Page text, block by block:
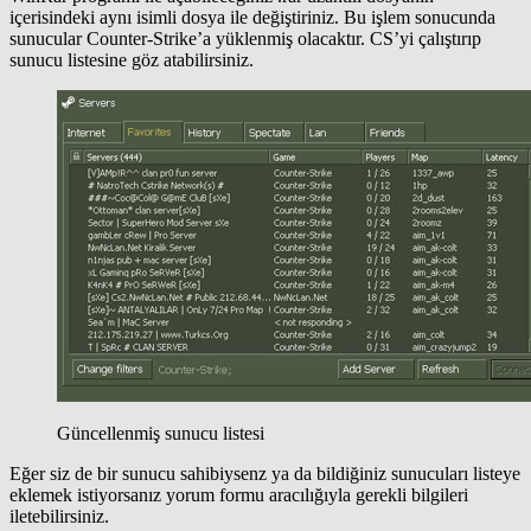
içerisindeki aynı isimli dosya ile değiştiriniz. Bu işlem sonucunda
sunucular Counter-Strike’a yüklenmiş olacaktır. CS’yi çalıştırıp
sunucu listesine göz atabilirsiniz.
Güncellenmiş sunucu listesi
Eğer siz de bir sunucu sahibiysenz ya da bildiğiniz sunucuları listeye
eklemek istiyorsanız yorum formu aracılığıyla gerekli bilgileri
iletebilirsiniz.